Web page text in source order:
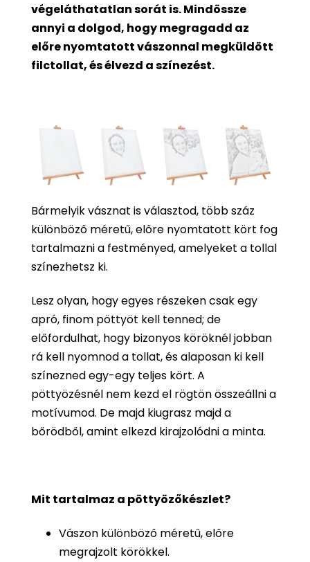
végeláthatatlan sorát is. Mindössze
annyi a dolgod, hogy megragadd az
előre nyomtatott vászonnal megküldött
filctollat, és élvezd a színezést.
Bármelyik vásznat is választod, több száz
különböző méretű, előre nyomtatott kört fog
tartalmazni a festményed, amelyeket a tollal
színezhetsz ki.
Lesz olyan, hogy egyes részeken csak egy
apró, finom pöttyöt kell tenned; de
előfordulhat, hogy bizonyos köröknél jobban
rá kell nyomnod a tollat, és alaposan ki kell
színezned egy-egy teljes kört. A
pöttyözésnél nem kezd el rögtön összeállni a
motívumod. De majd kiugrasz majd a
bőrödből, amint elkezd kirajzolódni a minta.
Mit tartalmaz a pöttyözőkészlet?
Vászon különböző méretű, előre
megrajzolt körökkel.